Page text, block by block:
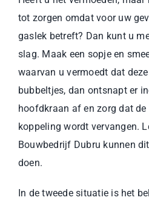
tot zorgen omdat voor uw
gaslek betreft? Dan kunt u
slag. Maak een sopje en
waarvan u vermoedt dat
bubbeltjes, dan ontsnapt er
hoofdkraan af en zorg dat
koppeling wordt vervangen.
Bouwbedrijf Dubru kunnen
doen.
In de tweede situatie is het